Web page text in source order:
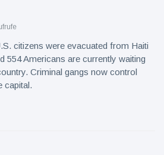
citizens were evacuated from Haiti
554 Americans are currently waiting
Criminal gangs now control
capital.